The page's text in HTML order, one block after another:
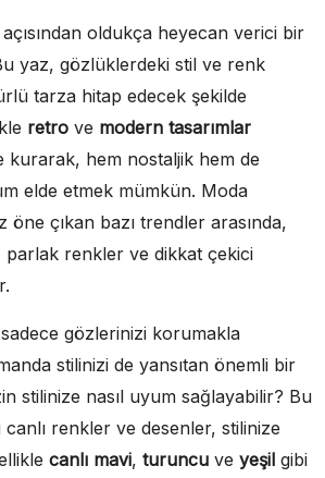
oldukça heyecan verici bir
yaz, gözlüklerdeki stil ve renk
tarza hitap edecek şekilde
retro ve modern tasarımlar
kurarak, hem nostaljik hem de
elde etmek mümkün. Moda
öne çıkan bazı trendler arasında,
renkler ve dikkat çekici
gözlerinizi korumakla
stilinizi de yansıtan önemli bir
stilinize nasıl uyum sağlayabilir? Bu
renkler ve desenler, stilinize
canlı mavi, turuncu ve yeşil gibi